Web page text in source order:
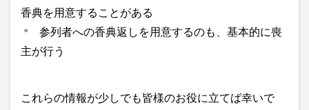
香典を用意することがある
参列者への香典返しを用意するのも、基本的に喪
主が行う
これらの情報が少しでも皆様のお役に立てば幸いで